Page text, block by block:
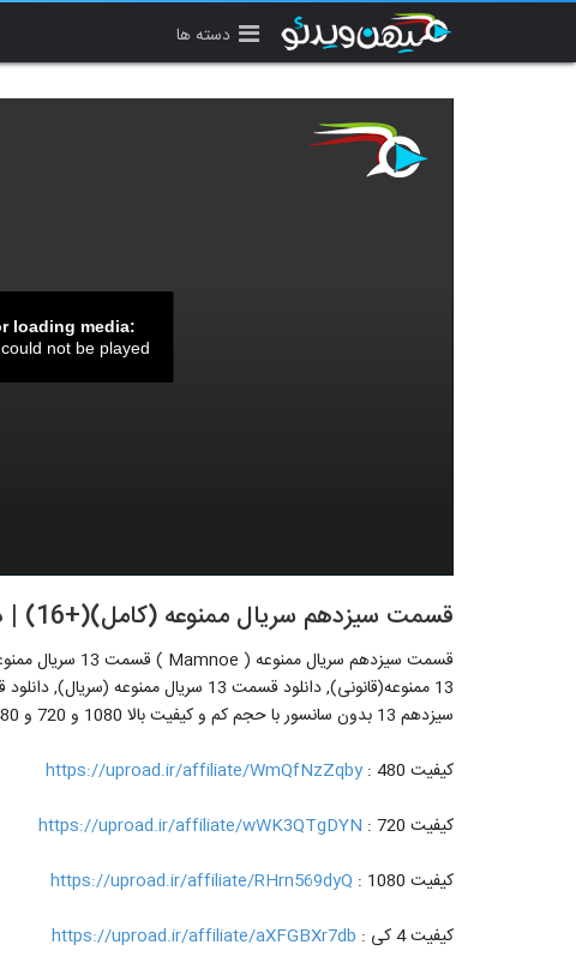
دسته ها
loading media:
not be played
قسمت سیزدهم سریال ممنوعه (کامل)(+16) | دانلود قسمت 13 ممنوعه (HD)
13 ممنوعه(قانونی), دانلود قسمت 13
سیزدهم 13 بدون سانسور با حجم کم و کیفیت بالا 1080 و 720 و 480 قانونی و غیر رایگان از لینک زیر
کیفیت 480 :
https://uproad.ir/affiliate/WmQfNzZqby
کیفیت 720 :
https://uproad.ir/affiliate/wWK3QTgDYN
کیفیت 1080 :
https://uproad.ir/affiliate/RHrn569dyQ
کیفیت 4 کی :
https://uproad.ir/affiliate/aXFGBXr7db